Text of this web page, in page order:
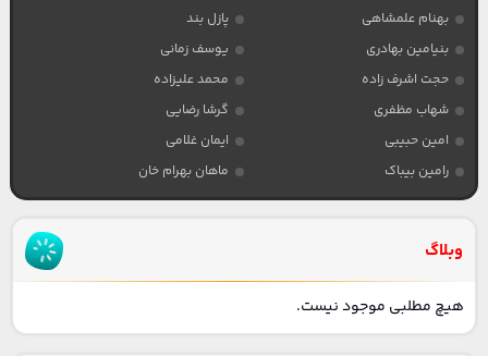
بهنام علمشاهی
پازل بند
بنیامین بهادری
یوسف زمانی
حجت اشرف زاده
محمد علیزاده
شهاب مظفری
گرشا رضایی
امین حبیبی
ایمان غلامی
رامین بیباک
ماهان بهرام خان
وبلاگ
هیچ مطلبی موجود نیست.